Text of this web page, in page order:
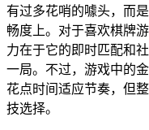
有过多花哨的噱头，而
畅度上。对于喜欢棋牌
力在于它的即时匹配和
一局。不过，游戏中的
花点时间适应节奏，但
技选择。